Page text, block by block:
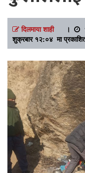
दिलमाया शाही ।
शुक्रबार १२:०४ मा